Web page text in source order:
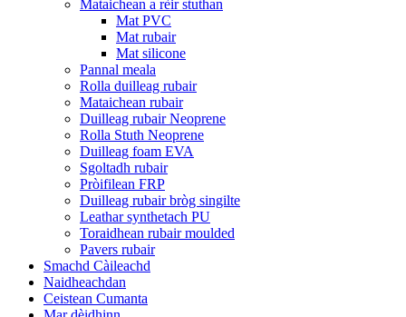
Mataichean a rèir stuthan
Mat PVC
Mat rubair
Mat silicone
Pannal meala
Rolla duilleag rubair
Mataichean rubair
Duilleag rubair Neoprene
Rolla Stuth Neoprene
Duilleag foam EVA
Sgoltadh rubair
Pròifilean FRP
Duilleag rubair bròg singilte
Leathar synthetach PU
Toraidhean rubair moulded
Pavers rubair
Smachd Càileachd
Naidheachdan
Ceistean Cumanta